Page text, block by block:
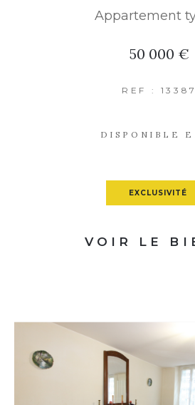
Appartement
50 000 €
REF : 13387
DISPONIBLE
EXCLUSIVITÉ
VOIR LE